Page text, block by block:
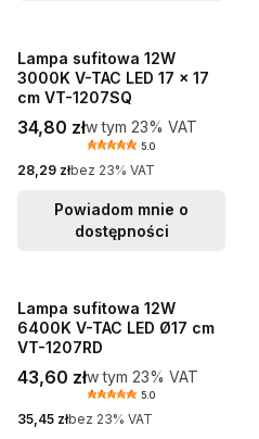
Lampa sufitowa 12W
3000K V-TAC LED 17 x 17
cm VT-1207SQ
Cena brutto
34,80 złw tym %s VAT
w tym 23% VAT
5.0
Cena netto
28,29 złbez 23% VAT
Powiadom mnie o
dostępności
Lampa sufitowa 12W
6400K V-TAC LED Ø17 cm
VT-1207RD
Cena brutto
43,60 złw tym %s VAT
w tym 23% VAT
5.0
Cena netto
35,45 złbez 23% VAT